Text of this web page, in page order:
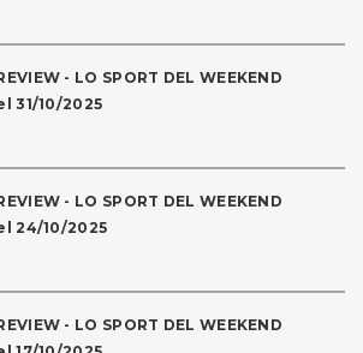
- LO SPORT DEL WEEKEND
31/10/2025
- LO SPORT DEL WEEKEND
24/10/2025
- LO SPORT DEL WEEKEND